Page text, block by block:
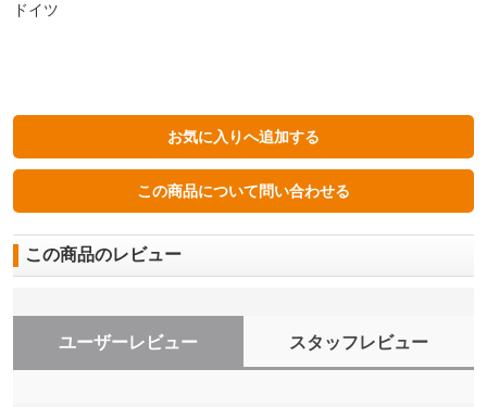
ドイツ
この商品のレビュー
ユーザーレビュー スタッフレビュー